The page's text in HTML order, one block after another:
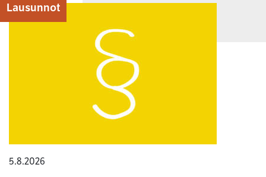
Lausunnot
5.8.2026